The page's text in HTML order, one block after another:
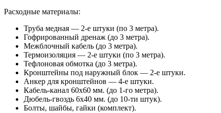
Расходные материалы:
Труба медная — 2-е штуки (по 3 метра).
Гофрированный дренаж (до 3 метра).
Межблочный кабель (до 3 метра).
Термоизоляция — 2-е штуки (по 3 метра).
Тефлоновая обмотка (до 3 метра).
Кронштейны под наружный блок — 2-е штуки.
Анкер для кронштейнов — 4-е штуки.
Кабель-канал 60х60 мм. (до 1-го метра).
Дюбель-гвоздь 6х40 мм. (до 10-ти штук).
Болты, шайбы, гайки (комплект).